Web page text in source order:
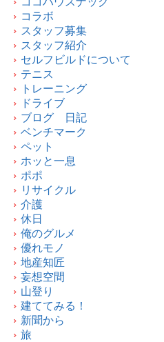
コラボ
スタッフ募集
スタッフ紹介
セルフビルドについて
テニス
トレーニング
ドライブ
ブログ 日記
ベンチマーク
ペット
ホッと一息
ポポ
リサイクル
介護
休日
俺のグルメ
優れモノ
地産知匠
妄想空間
山登り
建ててみる！
新聞から
旅